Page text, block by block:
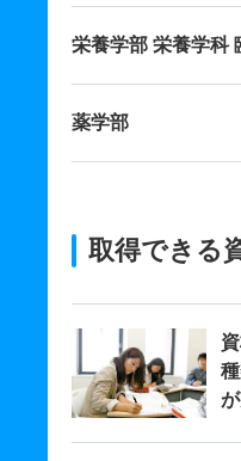
栄養学部 栄養学科
薬学部
取得できる